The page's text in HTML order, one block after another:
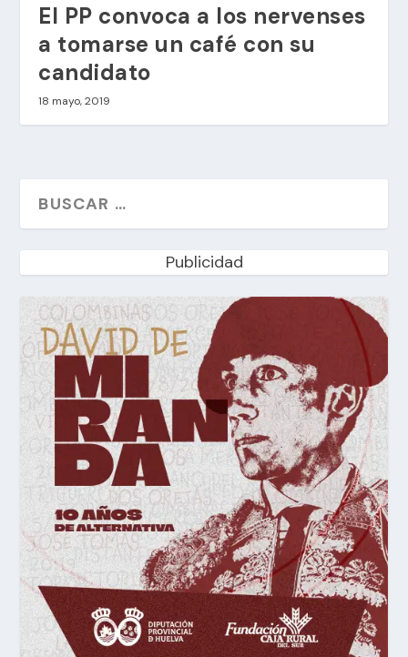
El PP convoca a los nervenses
a tomarse un café con su
candidato
18 mayo, 2019
Publicidad